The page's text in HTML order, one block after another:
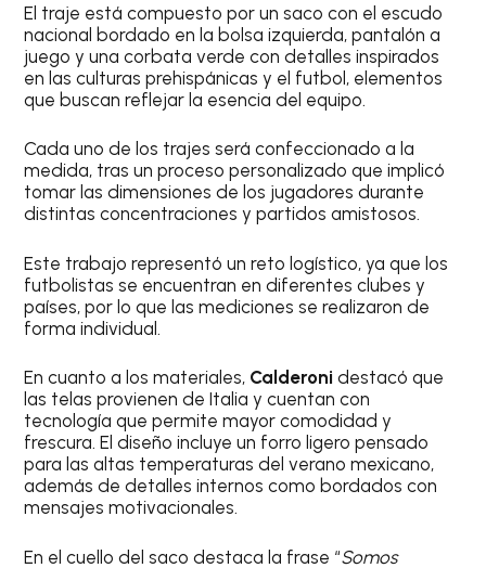
El traje está compuesto por un saco con el escudo
nacional bordado en la bolsa izquierda, pantalón a
juego y una corbata verde con detalles inspirados
en las culturas prehispánicas y el futbol, elementos
que buscan reflejar la esencia del equipo.
Cada uno de los trajes será confeccionado a la
medida, tras un proceso personalizado que implicó
tomar las dimensiones de los jugadores durante
distintas concentraciones y partidos amistosos.
Este trabajo representó un reto logístico, ya que los
futbolistas se encuentran en diferentes clubes y
países, por lo que las mediciones se realizaron de
forma individual.
En cuanto a los materiales, Calderonidestacó que
las telas provienen de Italia y cuentan con
tecnología que permite mayor comodidad y
frescura. El diseño incluye un forro ligero pensado
para las altas temperaturas del verano mexicano,
además de detalles internos como bordados con
mensajes motivacionales.
En el cuello del saco destaca la frase “Somos